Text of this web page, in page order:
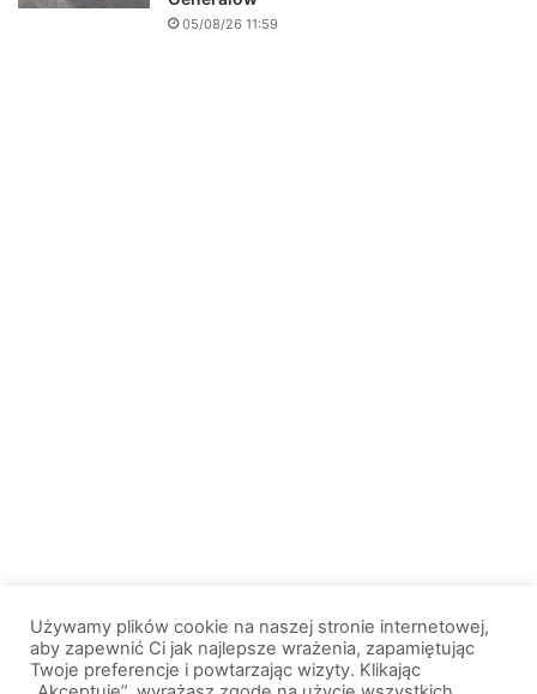
05/08/26 11:59
Używamy plików cookie na naszej stronie internetowej,
aby zapewnić Ci jak najlepsze wrażenia, zapamiętując
Twoje preferencje i powtarzając wizyty. Klikając